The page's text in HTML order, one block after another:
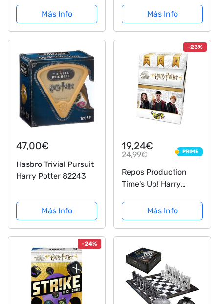
Más Info
Mesa, Multicolor, Talla
Única (Goliath Games
108673)
Más Info
47,00€
Hasbro Trivial Pursuit
Harry Potter 82243
Más Info
-23%
19,24€
24,99€ PRIME
PRIME
Repos Production
Time's Up! Harry
Más Info
-24%